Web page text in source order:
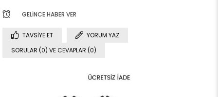
GELINCE HABER VER
TAVSIYE ET
YORUM YAZ
SORULAR (0) VE CEVAPLAR (0)